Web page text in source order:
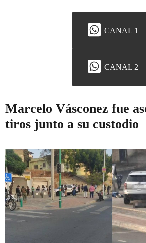
CANAL 1
CANAL 2
Marcelo Vásconez fue
tiros junto a su custodio